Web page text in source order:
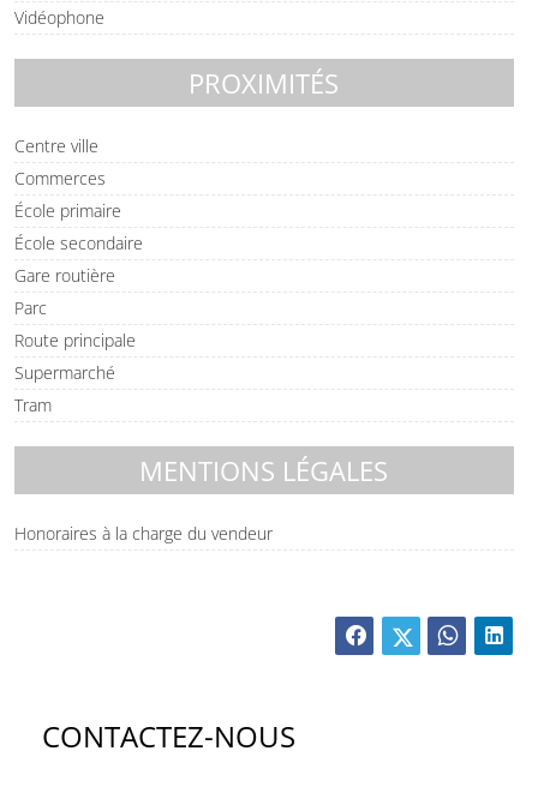
Vidéophone
PROXIMITÉS
Centre ville
Commerces
École primaire
École secondaire
Gare routière
Parc
Route principale
Supermarché
Tram
MENTIONS LÉGALES
Honoraires à la charge du vendeur
CONTACTEZ-NOUS